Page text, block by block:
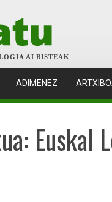
ALBISTEAK
ADIMENEZ
Euskal